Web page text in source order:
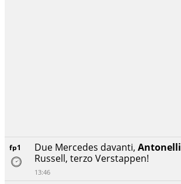
fp1 Due Mercedes davanti, Antonelli
Russell, terzo Verstappen!
13:46